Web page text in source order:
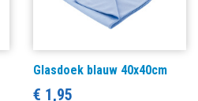
Glasdoek blauw 40x40cm
€ 1,95